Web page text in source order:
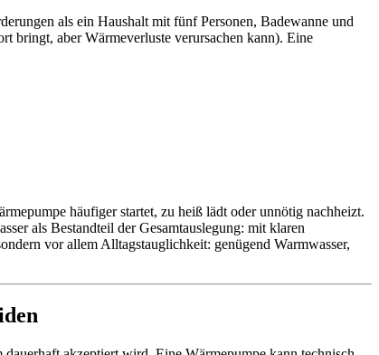
als ein Haushalt mit fünf Personen, Badewanne und
bringt, aber Wärmeverluste verursachen kann). Eine
häufiger startet, zu heiß lädt oder unnötig nachheizt.
als Bestandteil der Gesamtauslegung: mit klaren
vor allem Alltagstauglichkeit: genügend Warmwasser,